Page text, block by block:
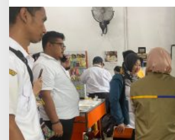
P
a
n
a
n
K
a
b
u
p
a